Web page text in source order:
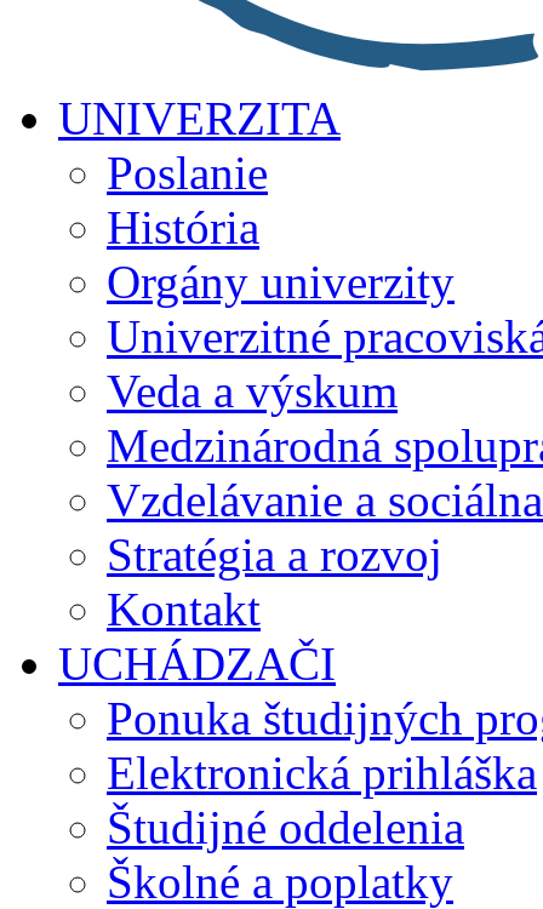
UNIVERZITA
Poslanie
História
Orgány univerzity
Univerzitné
Veda a výskum
Medzinárodná
Vzdelávanie a
Stratégia a rozvoj
Kontakt
UCHÁDZAČI
Ponuka študijných
Elektronická prihláška
Študijné oddelenia
Školné a poplatky